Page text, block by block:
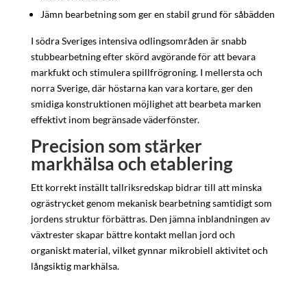
Jämn bearbetning som ger en stabil grund för såbädden
I södra Sveriges intensiva odlingsområden är snabb
stubbearbetning efter skörd avgörande för att bevara
markfukt och stimulera spillfrögroning. I mellersta och
norra Sverige, där höstarna kan vara kortare, ger den
smidiga konstruktionen möjlighet att bearbeta marken
effektivt inom begränsade väderfönster.
Precision som stärker
markhälsa och etablering
Ett korrekt inställt tallriksredskap bidrar till att minska
ogrästrycket genom mekanisk bearbetning samtidigt som
jordens struktur förbättras. Den jämna inblandningen av
växtrester skapar bättre kontakt mellan jord och
organiskt material, vilket gynnar mikrobiell aktivitet och
långsiktig markhälsa.